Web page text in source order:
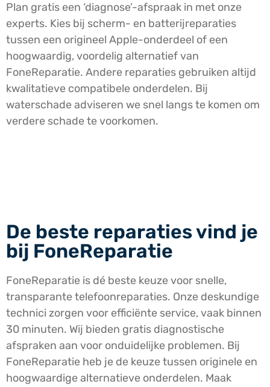
Plan gratis een ‘diagnose’-afspraak in met onze
experts. Kies bij scherm- en batterijreparaties
tussen een origineel Apple-onderdeel of een
hoogwaardig, voordelig alternatief van
FoneReparatie. Andere reparaties gebruiken altijd
kwalitatieve compatibele onderdelen. Bij
waterschade adviseren we snel langs te komen om
verdere schade te voorkomen.
De beste reparaties vind je
bij FoneReparatie
FoneReparatie is dé beste keuze voor snelle,
transparante telefoonreparaties. Onze deskundige
technici zorgen voor efficiënte service, vaak binnen
30 minuten. Wij bieden gratis diagnostische
afspraken aan voor onduidelijke problemen. Bij
FoneReparatie heb je de keuze tussen originele en
hoogwaardige alternatieve onderdelen. Maak